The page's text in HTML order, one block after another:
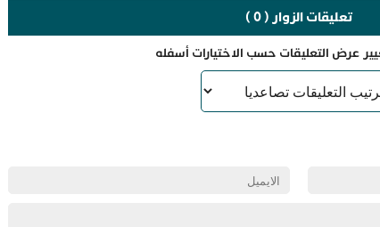
تعليقات الزوار ( 0 )
عرض التعليقات حسب الاختيارات أسفله